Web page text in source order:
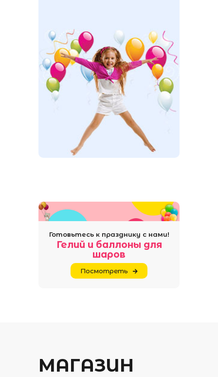
Готовьтесь к празднику с нами!
Гелий и баллоны для
шаров
Посмотреть
МАГАЗИН